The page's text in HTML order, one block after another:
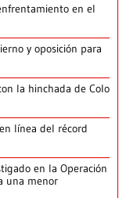
en el
y oposición para
la hinchada de Colo
línea del récord
en la Operación
una menor